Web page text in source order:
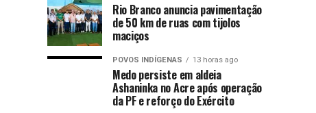
Rio Branco anuncia pavimentação
de 50 km de ruas com tijolos
maciços
POVOS INDÍGENAS 13 horas ago
Medo persiste em aldeia
Ashaninka no Acre após operação
da PF e reforço do Exército